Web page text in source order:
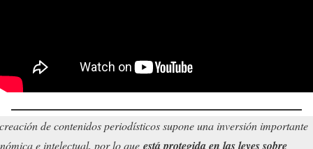
de contenidos periodísticos supone una inversión importante
e intelectual, por lo que está protegida en las leyes sobre